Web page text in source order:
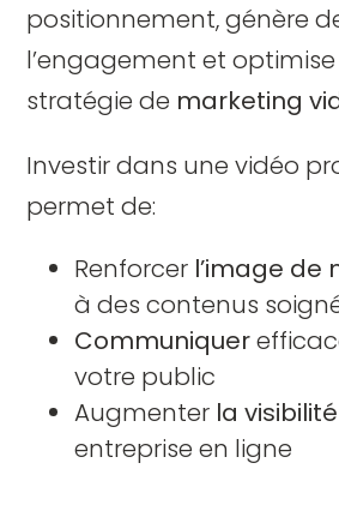
positionnement, génère
l’engagement et
stratégie de marketing
Investir dans une vidéo
permet de:
Renforcer l’image de
à des contenus
Communiquer
votre public
Augmenter la visibilité
entreprise en ligne